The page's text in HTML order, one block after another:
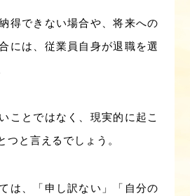
得できない場合や、将来への
には、従業員自身が退職を選
ことではなく、現実的に起こ
つと言えるでしょう。
は、「申し訳ない」「自分の